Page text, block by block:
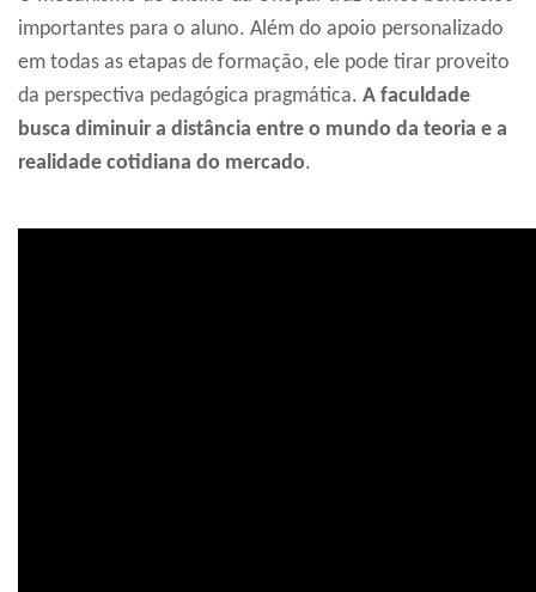
importantes para o aluno. Além do apoio personalizado
em todas as etapas de formação, ele pode tirar proveito
da perspectiva pedagógica pragmática. A faculdade
busca diminuir a distância entre o mundo da teoria e a
realidade cotidiana do mercado.